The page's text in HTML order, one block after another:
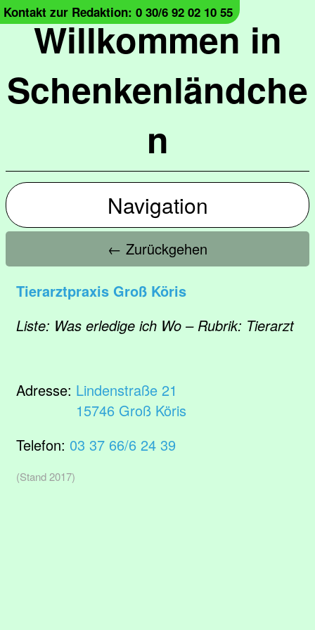
Willkommen in
Schenkenländche
n
Kontakt zur Redaktion: 0 30/6 92 02 10 55
Navigation
← Zurückgehen
Tierarztpraxis Groß Köris
Liste: Was erledige ich Wo – Rubrik: Tierarzt
Adresse: Lindenstraße 21
15746 Groß Köris
Telefon: 03 37 66/6 24 39
(Stand 2017)